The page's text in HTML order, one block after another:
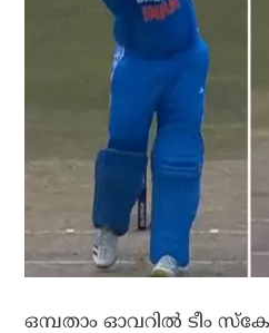
ഒമ്പതാം ഓവറില്‍ ടീം